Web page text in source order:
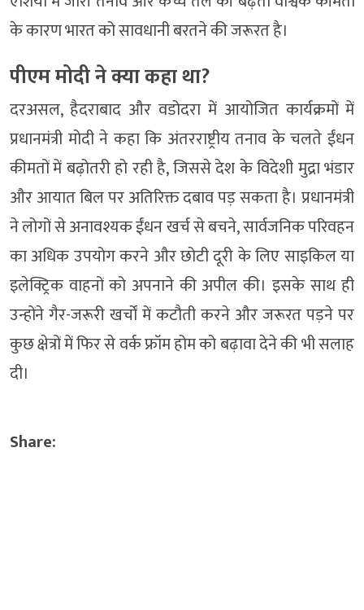
के कारण भारत को सावधानी बरतने की जरूरत है।
पीएम मोदी ने क्या कहा था?
दरअसल, हैदराबाद और वडोदरा में आयोजित कार्यक्रमों में
प्रधानमंत्री मोदी ने कहा कि अंतरराष्ट्रीय तनाव के चलते ईंधन
कीमतों में बढ़ोतरी हो रही है, जिससे देश के विदेशी मुद्रा भंडार
और आयात बिल पर अतिरिक्त दबाव पड़ सकता है। प्रधानमंत्री
ने लोगों से अनावश्यक ईंधन खर्च से बचने, सार्वजनिक परिवहन
का अधिक उपयोग करने और छोटी दूरी के लिए साइकिल या
इलेक्ट्रिक वाहनों को अपनाने की अपील की। इसके साथ ही
उन्होंने गैर-जरूरी खर्चों में कटौती करने और जरूरत पड़ने पर
कुछ क्षेत्रों में फिर से वर्क फ्रॉम होम को बढ़ावा देने की भी सलाह
दी।
Share: